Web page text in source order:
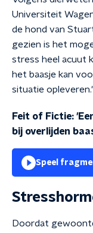
Universiteit
de hond van
gezien is het
stress heel acuut
het baasje kan
situatie
Feit of Fictie:
bij overlijden
Speel
Doordat